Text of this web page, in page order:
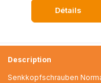
Détails
Description
Senkkopfschrauben